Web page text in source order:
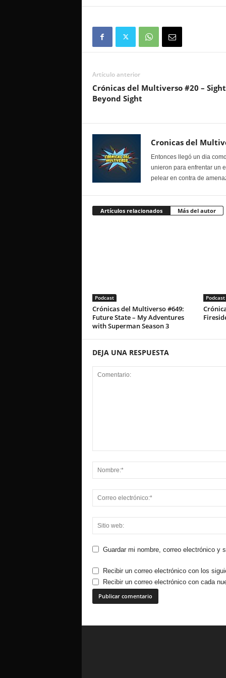
Artículo anterior
Crónicas del Multiverso #20 – Sight
Beyond Sight
Cronicas del
Entonces llegó un dia
unieron para enfrentar un
pelear en contra de
Artículos relacionados Más del autor
Podcast
Crónicas del Multiverso #649:
Future State – My Adventures
with Superman Season 3
Podcast
DEJA UNA RESPUESTA
Guardar mi nombre, correo electrónico y
Recibir un correo electrónico con los
Recibir un correo electrónico con cada